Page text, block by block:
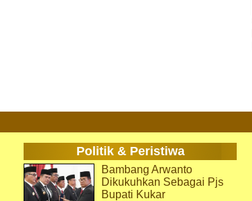
Politik & Peristiwa
Bambang Arwanto
Dikukuhkan Sebagai Pjs
Bupati Kukar